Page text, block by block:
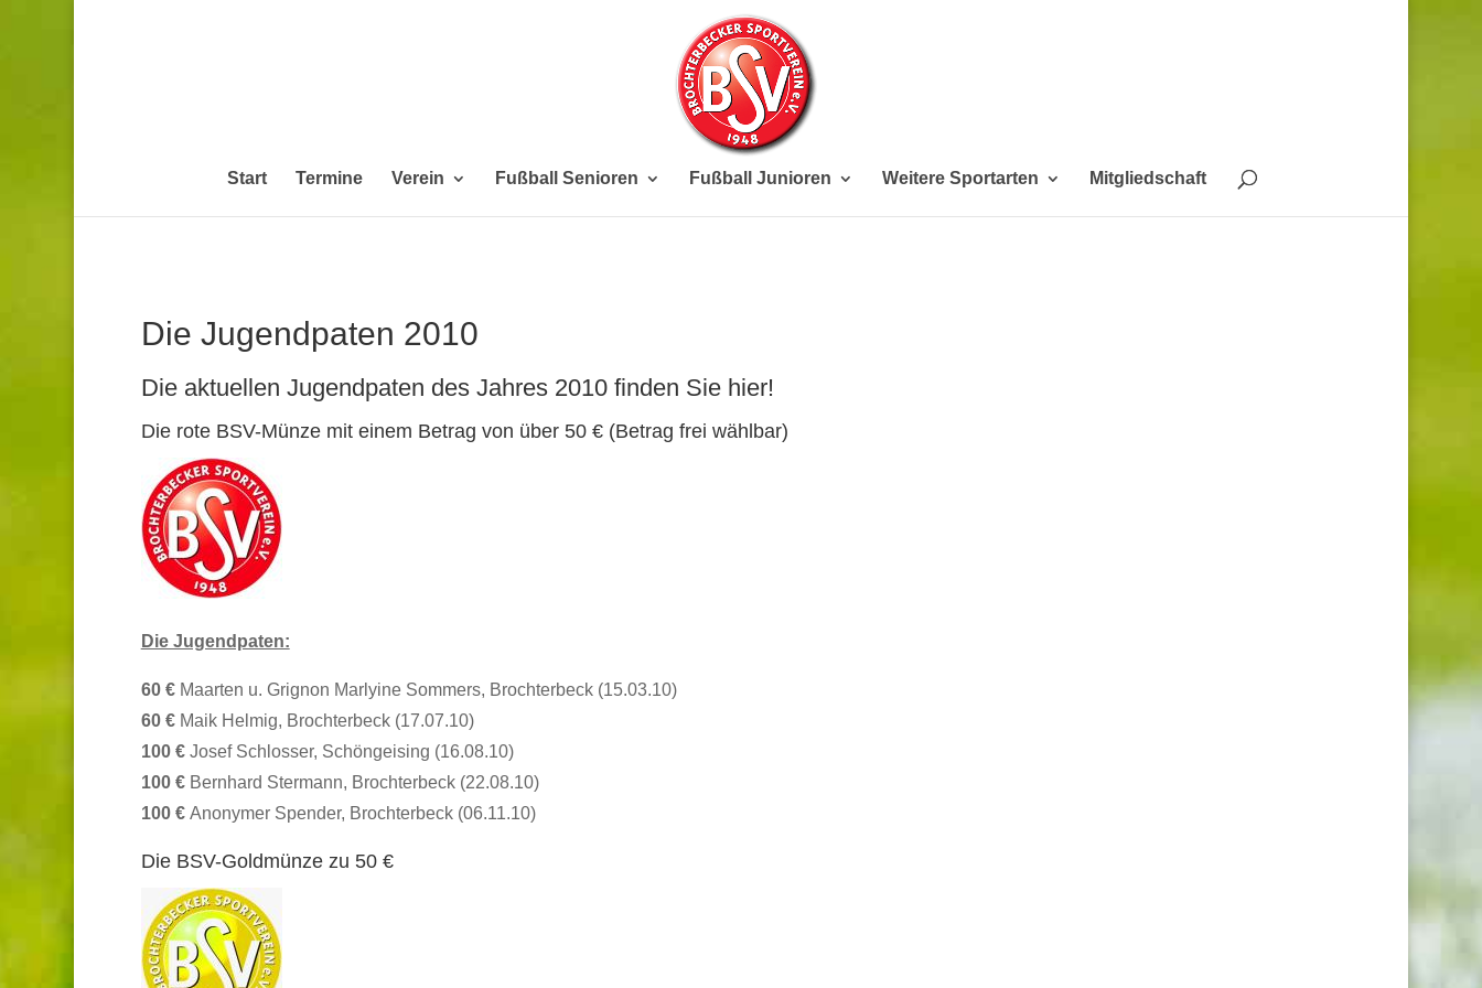
Start Termine Verein Fußball Senioren Fußball Junioren Weitere Sportarten Mitgliedschaft
Die Jugendpaten 2010
Die aktuellen Jugendpaten des Jahres 2010 finden Sie hier!
Die rote BSV-Münze mit einem Betrag von über 50 € (Betrag frei wählbar)
Die Jugendpaten:
60 € Maarten u. Grignon Marlyine Sommers, Brochterbeck (15.03.10)
60 €Maik Helmig, Brochterbeck (17.07.10)
100 €Josef Schlosser, Schöngeising (16.08.10)
100 € Bernhard Stermann, Brochterbeck (22.08.10)
100 € Anonymer Spender, Brochterbeck (06.11.10)
Die BSV-Goldmünze zu 50 €